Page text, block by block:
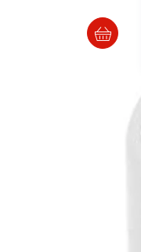
de
ou d'un drone high-
bien sûr, mais